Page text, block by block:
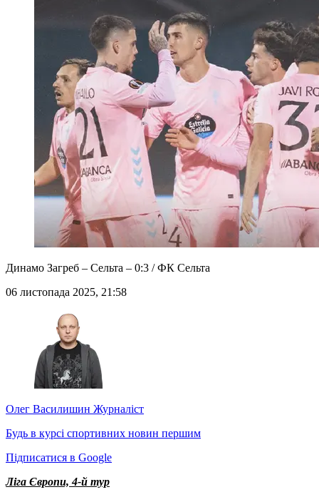
Динамо Загреб – Сельта – 0:3 / ФК Сельта
06 листопада 2025, 21:58
Олег Василишин Журналіст
Будь в курсі спортивних новин першим
Підписатися в Google
Ліга Європи, 4-й тур